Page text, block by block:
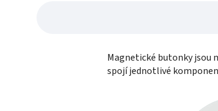
Magnetické butonky jsou
spojí jednotlivé